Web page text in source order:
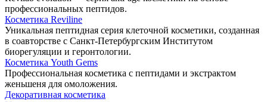
профессиональных пептидов.
Косметика Reviline
Уникальная пептидная серия клеточной косметики, созданная
в соавторстве с Санкт-Петербургским Институтом
биорегуляции и геронтологии.
Косметика Youth Gems
Профессиональная косметика с пептидами и экстрактом
женьшеня для омоложения.
Декоративная косметика